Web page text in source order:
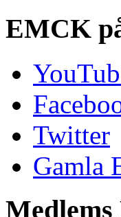
EMCK
Twitter
Gamla
Medlems